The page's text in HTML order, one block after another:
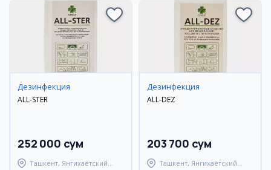
Дезинфекция
ALL-STER
252 000 сум
Ташкент, Янгихаётский
Дезинфекция
ALL-DEZ
203 700 сум
Ташкент, Янгихаётский